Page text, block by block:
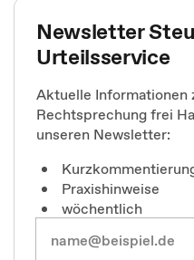
Newsletter
Urteilsservice
Aktuelle Informationen
Rechtsprechung frei
unseren Newsletter:
Praxishinweise
wöchentlich